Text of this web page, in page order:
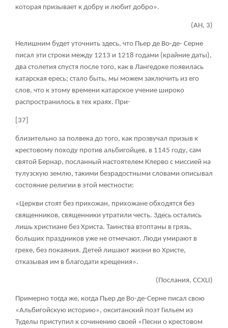
которая призывает к добру и любит добро».
(АН, 3)
Нелишним будет уточнить здесь, что Пьер де Во-де- Серне
писал эти строки между 1213 и 1218 годами (крайние даты),
два столетия спустя после того, как в Лангедоке появилась
катарская ересь; стало быть, мы можем заключить из его
слов, что к этому времени катарское учение широко
распространилось в тех краях. При-
[37]
близительно за полвека до того, как прозвучал призыв к
крестовому походу против альбигойцев, в 1145 году, сам
святой Бернар, посланный настоятелем Клерво с миссией на
тулузскую землю, такими безрадостными словами описывал
состояние религии в этой местности:
«Церкви стоят без прихожан, прихожане обходятся без
священников, священники утратили честь. Здесь остались
лишь христиане без Христа. Таинства втоптаны в грязь,
больших праздников уже не отмечают. Люди умирают в
грехе, без покаяния. Детей лишают жизни во Христе,
отказывая им в благодати крещения».
(Послания, CCXLI)
Примерно тогда же, когда Пьер де Во-де-Серне писал свою
«Альбигойскую историю», окситанский поэт Гильем из
Туделы приступил к сочинению своей «Песни о крестовом